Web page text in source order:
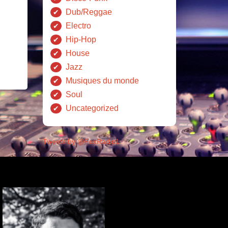
Dub/Reggae
Electro
Hip-Hop
House
Jazz
Musiques du monde
Soul
Uncategorized
Tweets by @FoxRadio1